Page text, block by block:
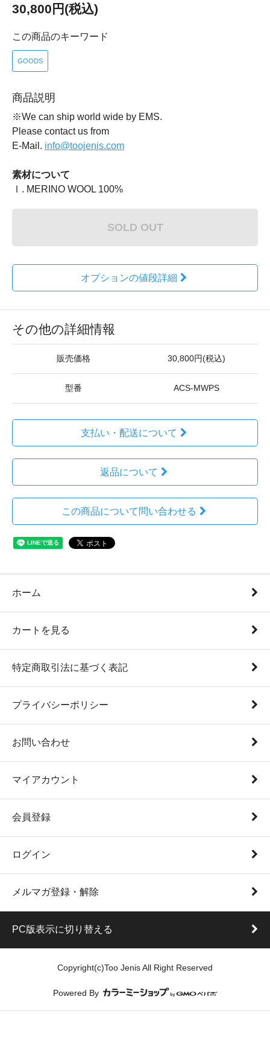
30,800円(税込)
この商品のキーワード
GOODS
商品説明
※We can ship world wide by EMS.
Please contact us from
E-Mail. info@toojenis.com
素材について
Ⅰ. MERINO WOOL 100%
SOLD OUT
オプションの値段詳細
その他の詳細情報
販売価格 30,800円(税込)
型番 ACS-MWPS
支払い・配送について
返品について
この商品について問い合わせる
ホーム
カートを見る
特定商取引法に基づく表記
プライバシーポリシー
お問い合わせ
マイアカウント
会員登録
ログイン
メルマガ登録・解除
PC版表示に切り替える
Copyright(c)Too Jenis All Right Reserved
Powered By